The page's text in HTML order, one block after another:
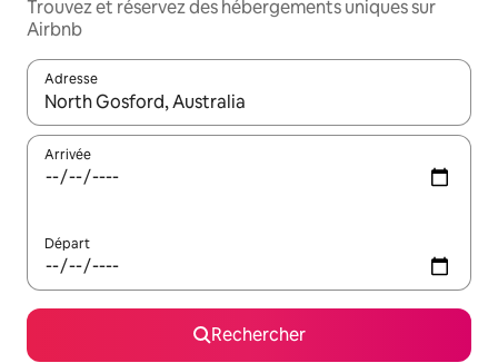
Trouvez et réservez des hébergements uniques sur
Airbnb
Adresse
Lorsque les résultats s'affichent, utilisez les flèches vers le
Arrivée
Départ
Rechercher